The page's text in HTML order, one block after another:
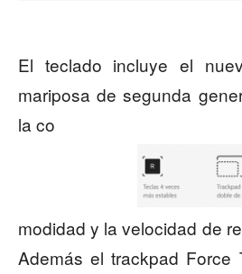
El teclado incluye el
mariposa de segunda
la co
modidad y la velocidad de
Además el trackpad Force